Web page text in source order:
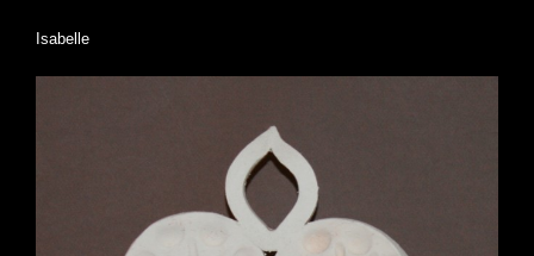
Isabelle